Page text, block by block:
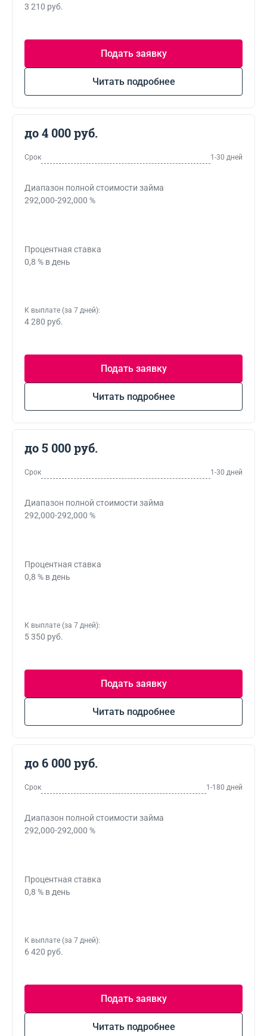
3 210 руб.
Подать заявку
Читать подробнее
до 4 000 руб.
Срок 1-30 дней
Диапазон полной стоимости займа
292,000-292,000 %
Процентная ставка
0,8 % в день
К выплате (за 7 дней):
4 280 руб.
Подать заявку
Читать подробнее
до 5 000 руб.
Срок 1-30 дней
Диапазон полной стоимости займа
292,000-292,000 %
Процентная ставка
0,8 % в день
К выплате (за 7 дней):
5 350 руб.
Подать заявку
Читать подробнее
до 6 000 руб.
Срок 1-180 дней
Диапазон полной стоимости займа
292,000-292,000 %
Процентная ставка
0,8 % в день
К выплате (за 7 дней):
6 420 руб.
Подать заявку
Читать подробнее